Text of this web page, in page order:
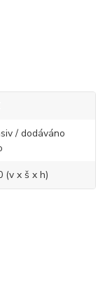
/ dodáváno
(v x š x h)